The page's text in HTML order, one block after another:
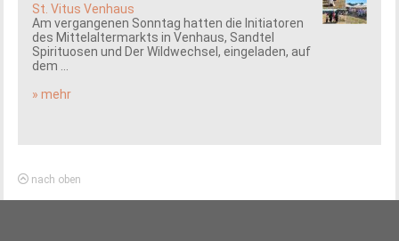
St. Vitus Venhaus
Am vergangenen Sonntag hatten die Initiatoren
des Mittelaltermarkts in Venhaus, Sandtel
Spirituosen und Der Wildwechsel, eingeladen, auf
dem ...
» mehr
nach oben